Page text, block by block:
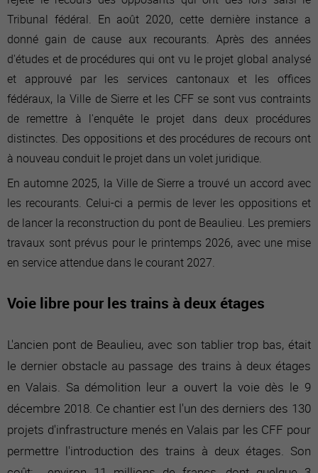
Tribunal fédéral. En août 2020, cette dernière instance a
donné gain de cause aux recourants. Après des années
d'études et de procédures qui ont vu le projet global analysé
et approuvé par les services cantonaux et les offices
fédéraux, la Ville de Sierre et les CFF se sont vus contraints
de remettre à l'enquête le projet dans deux procédures
distinctes. Des oppositions et des procédures de recours ont
à nouveau conduit le projet dans un volet juridique.
En automne 2025, la Ville de Sierre a trouvé un accord avec
les recourants. Celui-ci a permis de lever les oppositions et
de lancer la reconstruction du pont de Beaulieu. Les premiers
travaux sont prévus pour le printemps 2026, avec une mise
en service attendue dans le courant 2027.
Voie libre pour les trains à deux étages
L'ancien pont de Beaulieu, avec son tablier trop bas, était
le dernier obstacle au passage des trains à deux étages
en Valais. Sa démolition leur a ouvert la voie dès le 9
décembre 2018. Ce chantier est l'un des derniers des 130
projets d'infrastructure menés en Valais par les CFF pour
permettre l'introduction des trains à deux étages. Son